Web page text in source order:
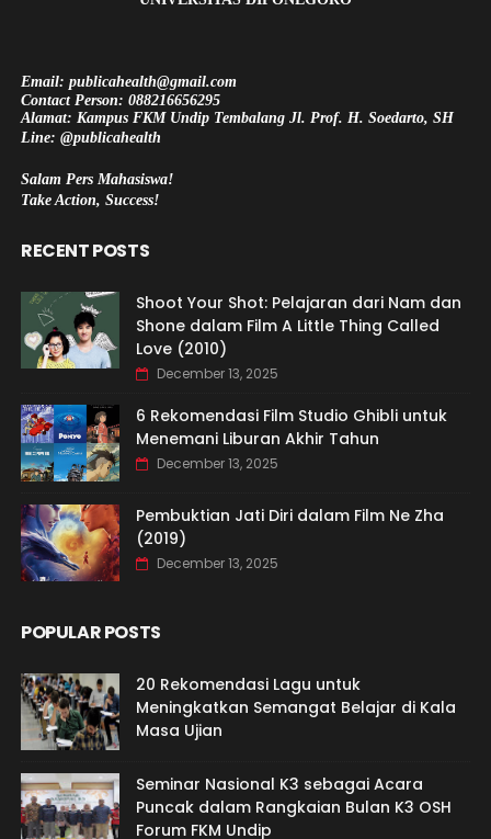
Email: publicahealth@gmail.com
Contact Person: 088216656295
Alamat: Kampus FKM Undip Tembalang Jl. Prof. H. Soedarto, SH
Line: @publicahealth
Salam Pers Mahasiswa!
Take Action, Success!
RECENT POSTS
Shoot Your Shot: Pelajaran dari Nam dan
Shone dalam Film A Little Thing Called
Love (2010)
December 13, 2025
6 Rekomendasi Film Studio Ghibli untuk
Menemani Liburan Akhir Tahun
December 13, 2025
Pembuktian Jati Diri dalam Film Ne Zha
(2019)
December 13, 2025
POPULAR POSTS
20 Rekomendasi Lagu untuk
Meningkatkan Semangat Belajar di Kala
Masa Ujian
Seminar Nasional K3 sebagai Acara
Puncak dalam Rangkaian Bulan K3 OSH
Forum FKM Undip